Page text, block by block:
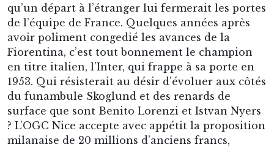
qu’un départ à l’étranger lui fermerait les portes
de l’équipe de France. Quelques années après
avoir poliment congedié les avances de la
Fiorentina, c’est tout bonnement le champion
en titre italien, l’Inter, qui frappe à sa porte en
1953. Qui résisterait au désir d’évoluer aux côtés
du funambule Skoglund et des renards de
surface que sont Benito Lorenzi et Istvan Nyers
? L’OGC Nice accepte avec appétit la proposition
milanaise de 20 millions d’anciens francs,